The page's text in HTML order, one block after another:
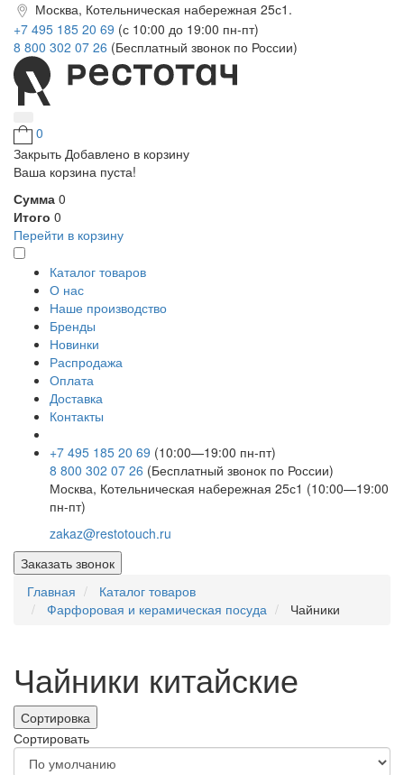
Москва, Котельническая набережная 25с1.
+7 495 185 20 69 (с 10:00 до 19:00 пн-пт)
8 800 302 07 26 (Бесплатный звонок по России)
0
Закрыть Добавлено в корзину
Ваша корзина пуста!
Сумма 0
Итого 0
Перейти в корзину
Каталог товаров
О нас
Наше производство
Бренды
Новинки
Распродажа
Оплата
Доставка
Контакты
+7 495 185 20 69 (10:00—19:00 пн-пт)
8 800 302 07 26 (Бесплатный звонок по России)
Москва, Котельническая набережная 25с1 (10:00—19:00
пн-пт)
zakaz@restotouch.ru
Заказать звонок
Главная
Каталог товаров
Фарфоровая и керамическая посуда
Чайники
Чайники китайские
Сортировка
Сортировать